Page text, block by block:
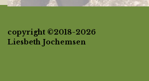
copyright ©2018-2026
Liesbeth Jochemsen